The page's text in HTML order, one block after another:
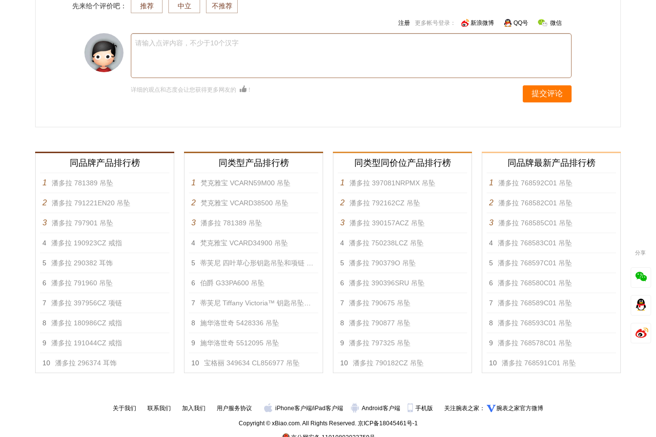
先来给个评价吧： 推荐 中立 不推荐
注册 更多帐号登录： 新浪微博 QQ号 微信
请输入点评内容，不少于10个汉字
详细的观点和态度会让您获得更多网友的 ！ 提交评论
同品牌产品排行榜
1 潘多拉 781389 吊坠
2 潘多拉 791221EN20 吊坠
3 潘多拉 797901 吊坠
4 潘多拉 190923CZ 戒指
5 潘多拉 290382 耳饰
6 潘多拉 791960 吊坠
7 潘多拉 397956CZ 项链
8 潘多拉 180986CZ 戒指
9 潘多拉 191044CZ 戒指
10 潘多拉 296374 耳饰
同类型产品排行榜
1 梵克雅宝 VCARN59M00 吊坠
2 梵克雅宝 VCARD38500 吊坠
3 潘多拉 781389 吊坠
4 梵克雅宝 VCARD34900 吊坠
5 蒂芙尼 四叶草心形钥匙吊坠和项链 吊坠
6 伯爵 G33PA600 吊坠
7 蒂芙尼 Tiffany Victoria™ 钥匙吊坠项链 吊坠
8 施华洛世奇 5428336 吊坠
9 施华洛世奇 5512095 吊坠
10 宝格丽 349634 CL856977 吊坠
同类型同价位产品排行榜
1 潘多拉 397081NRPMX 吊坠
2 潘多拉 792162CZ 吊坠
3 潘多拉 390157ACZ 吊坠
4 潘多拉 750238LCZ 吊坠
5 潘多拉 790379O 吊坠
6 潘多拉 390396SRU 吊坠
7 潘多拉 790675 吊坠
8 潘多拉 790877 吊坠
9 潘多拉 797325 吊坠
10 潘多拉 790182CZ 吊坠
同品牌最新产品排行榜
1 潘多拉 768592C01 吊坠
2 潘多拉 768582C01 吊坠
3 潘多拉 768585C01 吊坠
4 潘多拉 768583C01 吊坠
5 潘多拉 768597C01 吊坠
6 潘多拉 768580C01 吊坠
7 潘多拉 768589C01 吊坠
8 潘多拉 768593C01 吊坠
9 潘多拉 768578C01 吊坠
10 潘多拉 768591C01 吊坠
关于我们 联系我们 加入我们 用户服务协议 iPhone客户端/iPad客户端 Android客户端 手机版 关注腕表之家： 腕表之家官方微博
Copyright © xBiao.com. All Rights Reserved. 京ICP备18045461号-1
分享